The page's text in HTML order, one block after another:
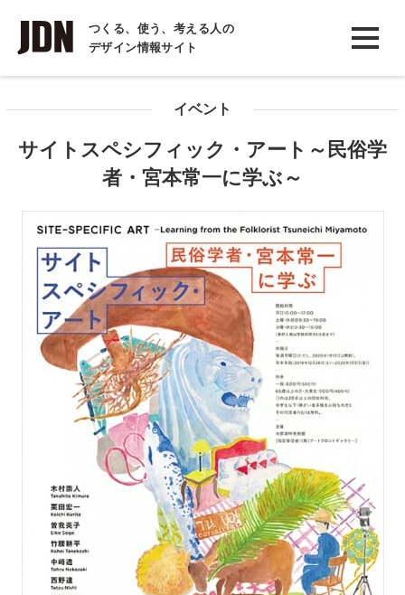
つくる、使う、考える人の
デザイン情報サイト
INTERVIEW
インタビュー
COLUMN
イベント
サイトスペシフィック・アート～民俗学
者・宮本常一に学ぶ～